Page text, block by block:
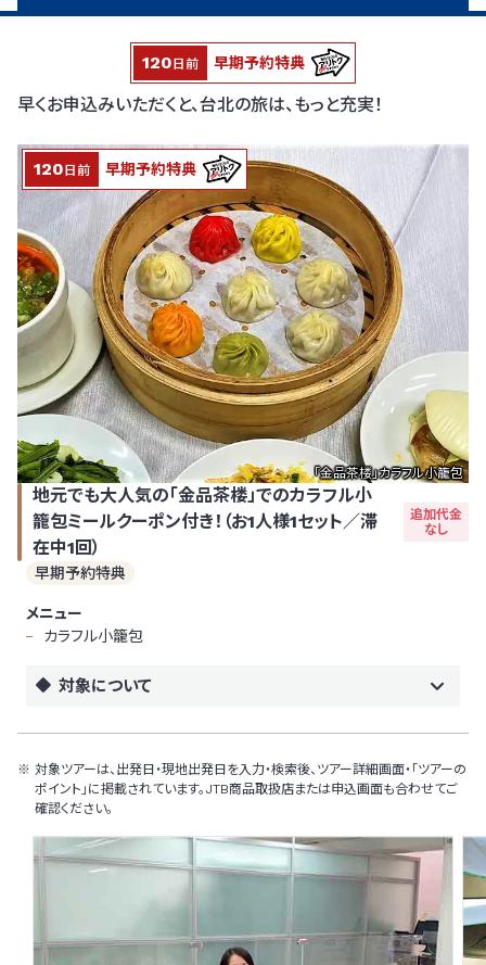
120 日前 早期予約特典
早くお申込みいただくと、台北の旅は、もっと充実！
地元でも大人気の「金品茶楼」でのカラフル小
籠包ミールクーポン付き！（お1人様1セット／滞
在中1回）
追加代金
なし
早期予約特典
メニュー
カラフル小籠包
対象について
「金品茶楼」カラフル小籠包
120 日前 早期予約特典
対象ツアーは、出発日・現地出発日を入力・検索後、ツアー詳細画面・「ツアーの
ポイント」に掲載されています。JTB商品取扱店または申込画面も合わせてご
確認ください。